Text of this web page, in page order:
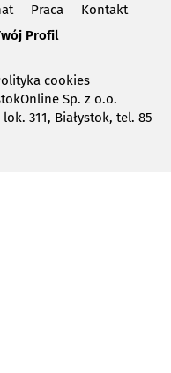
Praca
Kontakt
Profil
cookies
Sp. z o.o.
311, Białystok, tel. 85